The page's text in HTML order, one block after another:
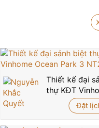
đẳng cấp mang đậm dấu
Thiết kế đại
thự KĐT
Ocean Park 3
NT2008251
Đặt